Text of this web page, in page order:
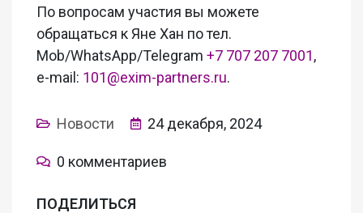
По вопросам участия вы можете
обращаться к Яне Хан по тел.
Mob/WhatsApp/Telegram +7 707 207 7001,
e-mail: 101@exim-partners.ru.
Новости 24 декабря, 2024
0 комментариев
ПОДЕЛИТЬСЯ